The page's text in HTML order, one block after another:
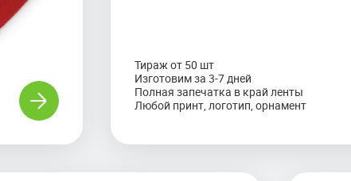
Тираж от 50 шт
Изготовим за 3-7 дней
Полная запечатка в край ленты
Любой принт, логотип, орнамент